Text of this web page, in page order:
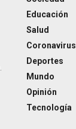
Educación
Salud
Coronavirus
Deportes
Mundo
Opinión
Tecnología